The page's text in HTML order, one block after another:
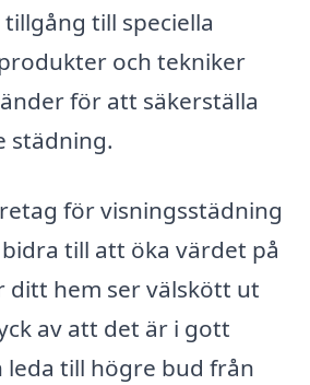
till speciella
och tekniker
för att säkerställa
städning.
för visningsstädning
till att öka värdet på
ditt hem ser välskött ut
av att det är i gott
leda till högre bud från